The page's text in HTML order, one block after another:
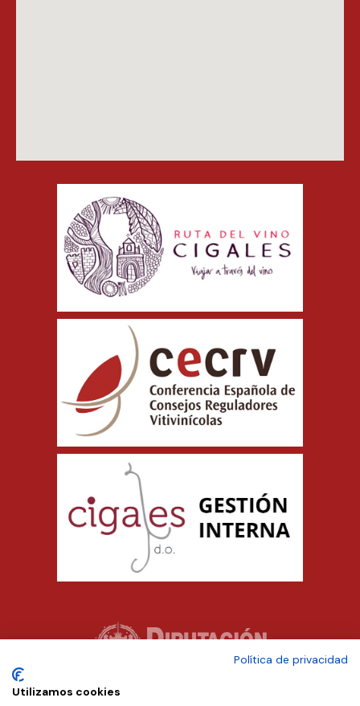
Política de privacidad
Utilizamos cookies